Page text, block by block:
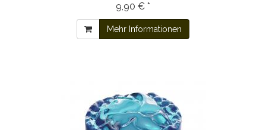
9,90 € *
Mehr Informationen